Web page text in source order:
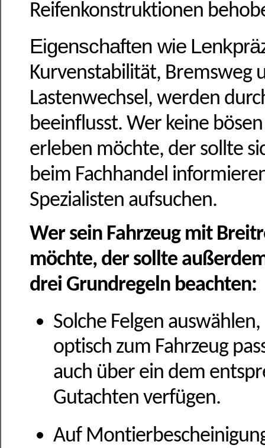
Reifenkonstruktionen
Eigenschaften wie
Kurvenstabilität, Bremsweg
Lastenwechsel, werden
beeinflusst. Wer keine
erleben möchte, der sollte
beim Fachhandel
Spezialisten aufsuchen.
Wer sein Fahrzeug mit
möchte, der sollte
drei Grundregeln beachten:
Solche Felgen
optisch zum Fahrzeug
auch über ein dem
Gutachten verfügen.
Auf